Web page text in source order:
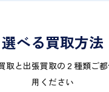
選べる買取方法
取と出張買取の２種類ご
用ください